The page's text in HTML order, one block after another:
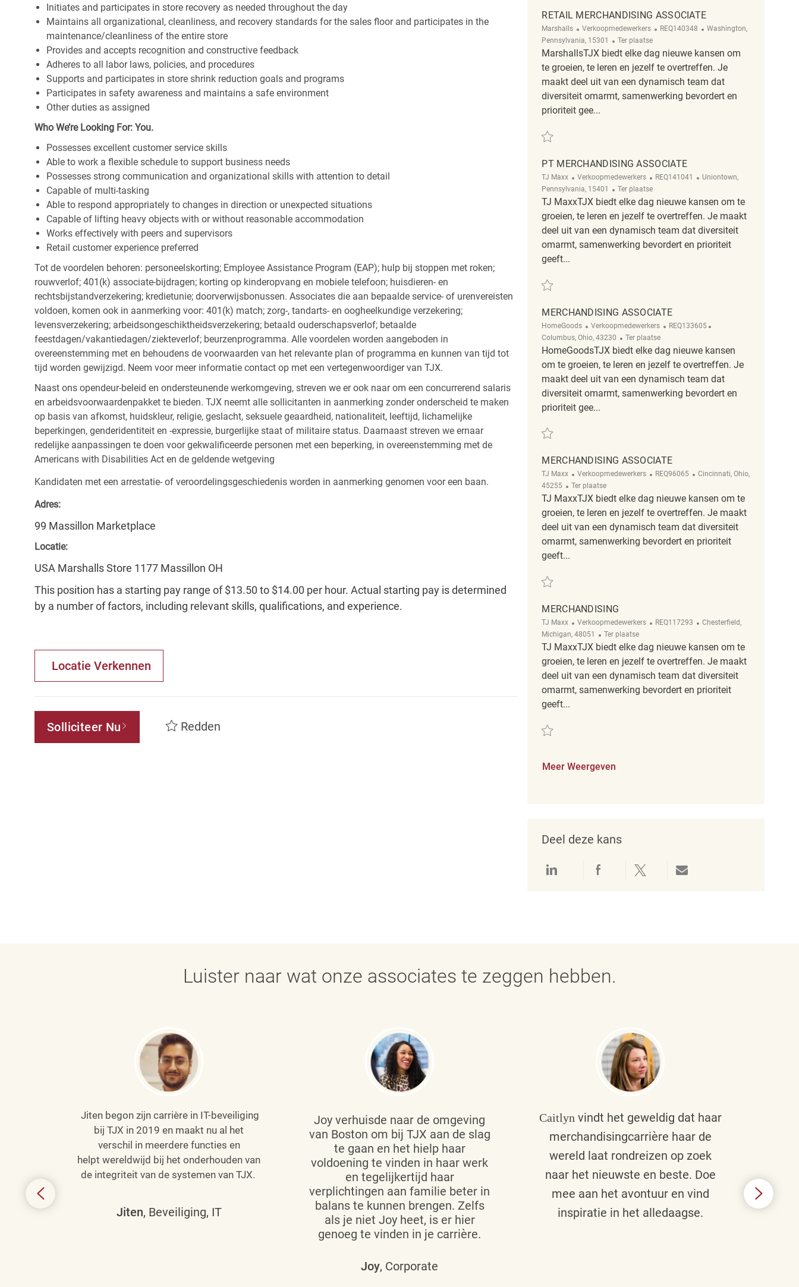
Initiates and participates in store recovery as needed throughout the day
Maintains all organizational, cleanliness, and recovery standards for the sales floor and participates in the
maintenance/cleanliness of the entire store
Provides and accepts recognition and constructive feedback
Adheres to all labor laws, policies, and procedures
Supports and participates in store shrink reduction goals and programs
Participates in safety awareness and maintains a safe environment
Other duties as assigned
Who We’re Looking For: You.
Possesses excellent customer service skills
Able to work a flexible schedule to support business needs
Possesses strong communication and organizational skills with attention to detail
Capable of multi-tasking
Able to respond appropriately to changes in direction or unexpected situations
Capable of lifting heavy objects with or without reasonable accommodation
Works effectively with peers and supervisors
Retail customer experience preferred
Tot de voordelen behoren: personeelskorting; Employee Assistance Program (EAP); hulp bij stoppen met roken;
rouwverlof; 401(k) associate-bijdragen; korting op kinderopvang en mobiele telefoon; huisdieren- en
rechtsbijstandverzekering; kredietunie; doorverwijsbonussen. Associates die aan bepaalde service- of urenvereisten
voldoen, komen ook in aanmerking voor: 401(k) match; zorg-, tandarts- en oogheelkundige verzekering;
levensverzekering; arbeidsongeschiktheidsverzekering; betaald ouderschapsverlof; betaalde
feestdagen/vakantiedagen/ziekteverlof; beurzenprogramma. Alle voordelen worden aangeboden in
overeenstemming met en behoudens de voorwaarden van het relevante plan of programma en kunnen van tijd tot
tijd worden gewijzigd. Neem voor meer informatie contact op met een vertegenwoordiger van TJX.
Naast ons opendeur-beleid en ondersteunende werkomgeving, streven we er ook naar om een concurrerend salaris
en arbeidsvoorwaardenpakket te bieden. TJX neemt alle sollicitanten in aanmerking zonder onderscheid te maken
op basis van afkomst, huidskleur, religie, geslacht, seksuele geaardheid, nationaliteit, leeftijd, lichamelijke
beperkingen, genderidentiteit en -expressie, burgerlijke staat of militaire status. Daarnaast streven we ernaar
redelijke aanpassingen te doen voor gekwalificeerde personen met een beperking, in overeenstemming met de
Americans with Disabilities Act en de geldende wetgeving
Kandidaten met een arrestatie- of veroordelingsgeschiedenis worden in aanmerking genomen voor een baan.
Adres:
99 Massillon Marketplace
Locatie:
USA Marshalls Store 1177 Massillon OH
This position has a starting pay range of $13.50 to $14.00 per hour. Actual starting pay is determined
by a number of factors, including relevant skills, qualifications, and experience.
Locatie Verkennen
Solliciteer Nu Redden
RETAIL MERCHANDISING ASSOCIATE
Marshalls Categorie
Verkoopmedewerkers ReqId
REQ140348 Plaats
Washington,
Pennsylvania, 15301
Afgelegen
Ter plaatse
MarshallsTJX biedt elke dag nieuwe kansen om
te groeien, te leren en jezelf te overtreffen. Je
maakt deel uit van een dynamisch team dat
diversiteit omarmt, samenwerking bevordert en
prioriteit gee...
Redden Retail Merchandising Associate REQ140348
PT MERCHANDISING ASSOCIATE
TJ Maxx Categorie
Verkoopmedewerkers ReqId
REQ141041 Plaats
Uniontown,
Pennsylvania, 15401
Afgelegen
Ter plaatse
TJ MaxxTJX biedt elke dag nieuwe kansen om te
groeien, te leren en jezelf te overtreffen. Je maakt
deel uit van een dynamisch team dat diversiteit
omarmt, samenwerking bevordert en prioriteit
geeft...
MERCHANDISING ASSOCIATE
HomeGoods Categorie
Verkoopmedewerkers ReqId
REQ133605
Columbus, Ohio, 43230
Afgelegen
Ter plaatse
HomeGoodsTJX biedt elke dag nieuwe kansen
om te groeien, te leren en jezelf te overtreffen. Je
maakt deel uit van een dynamisch team dat
diversiteit omarmt, samenwerking bevordert en
prioriteit gee...
Redden Merchandising Associate REQ133605
MERCHANDISING ASSOCIATE
TJ Maxx Categorie
Verkoopmedewerkers ReqId
REQ96065 Plaats
Cincinnati, Ohio,
45255
Afgelegen
Ter plaatse
TJ MaxxTJX biedt elke dag nieuwe kansen om te
groeien, te leren en jezelf te overtreffen. Je maakt
deel uit van een dynamisch team dat diversiteit
omarmt, samenwerking bevordert en prioriteit
geeft...
Redden Merchandising Associate REQ96065
MERCHANDISING
TJ Maxx Categorie
Verkoopmedewerkers ReqId
REQ117293 Plaats
Chesterfield,
Michigan, 48051
Afgelegen
Ter plaatse
TJ MaxxTJX biedt elke dag nieuwe kansen om te
groeien, te leren en jezelf te overtreffen. Je maakt
deel uit van een dynamisch team dat diversiteit
omarmt, samenwerking bevordert en prioriteit
geeft...
Redden Merchandising REQ117293
Meer Weergeven
Deel deze kans
Delen via LinkedInDelen via Facebook
Delen via twitterDelen via e-mail
Luister naar wat onze associates te zeggen hebben.
Jiten begon zijn carrière in IT-beveiliging
bij TJX in 2019 en maakt nu al het
verschil in meerdere functies en
helpt wereldwijd bij het onderhouden van
de integriteit van de systemen van TJX.
Jiten, Beveiliging, IT
Joy verhuisde naar de omgeving
van Boston om bij TJX aan de slag
te gaan en het hielp haar
voldoening te vinden in haar werk
en tegelijkertijd haar
verplichtingen aan familie beter in
balans te kunnen brengen. Zelfs
als je niet Joy heet, is er hier
genoeg te vinden in je carrière.
Joy, Corporate
Caitlyn vindt het geweldig dat haar
merchandisingcarrière haar de
wereld laat rondreizen op zoek
naar het nieuwste en beste. Doe
mee aan het avontuur en vind
inspiratie in het alledaagse.